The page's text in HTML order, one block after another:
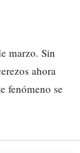
marzo. Sin
ahora
fenómeno se